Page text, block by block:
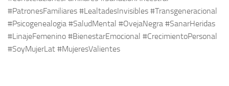
#PatronesFamiliares #LealtadesInvisibles #Transgeneracional
#Psicogenealogia #SaludMental #OvejaNegra #SanarHeridas
#LinajeFemenino #BienestarEmocional #CrecimientoPersonal
#SoyMujerLat #MujeresValientes